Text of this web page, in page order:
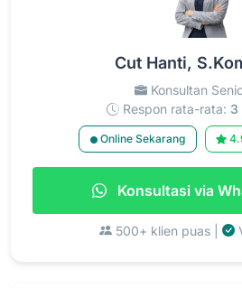
Cut Hanti,
Konsultan
Respon rata-rata: 3
Online Sekarang
Konsultasi via
500+ klien puas |